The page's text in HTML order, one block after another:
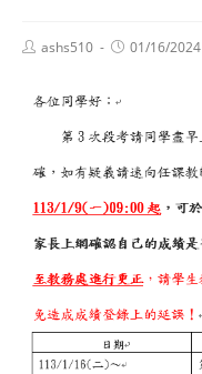
Postashs510
Post01/16/2024